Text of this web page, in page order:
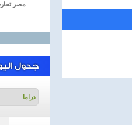
مصر
جدول